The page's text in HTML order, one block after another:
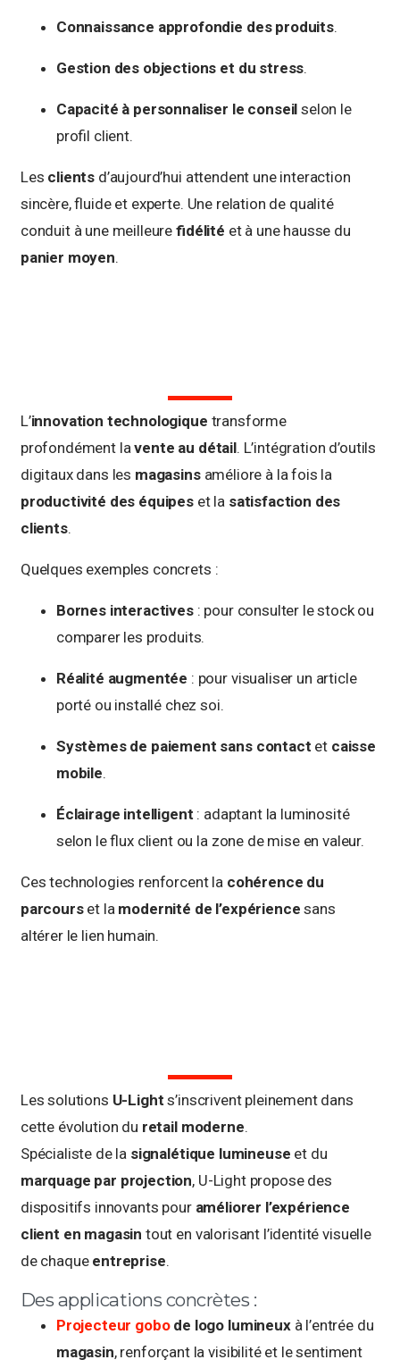
Connaissance approfondie des produits.
Gestion des objections et du stress.
Capacité à personnaliser le conseil selon le
profil client.
Les clients d’aujourd’hui attendent une interaction
sincère, fluide et experte. Une relation de qualité
conduit à une meilleure fidélité et à une hausse du
panier moyen.
L’innovation technologique transforme
profondément lavente au détail. L’intégration d’outils
digitaux dans les magasinsaméliore à la fois la
productivité des équipes et la satisfaction des
clients.
Quelques exemples concrets :
Bornes interactives: pour consulter le stock ou
comparer les produits.
Réalité augmentée : pour visualiser un article
porté ou installé chez soi.
Systèmes de paiement sans contact et caisse
mobile.
Éclairage intelligent : adaptant la luminosité
selon le flux client ou la zone de mise en valeur.
Ces technologies renforcent la cohérence du
parcourset la modernité de l’expérience sans
altérer le lien humain.
Les solutions U-Light s’inscrivent pleinement dans
cette évolution du retail moderne.
Spécialiste de la signalétique lumineuse et du
marquage par projection, U-Light propose des
dispositifs innovants pour améliorer l’expérience
client en magasin tout en valorisant l’identité visuelle
de chaque entreprise.
Des applications concrètes :
Projecteur gobode logo lumineuxà l’entrée du
magasin, renforçant la visibilité et le sentiment